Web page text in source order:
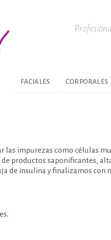
FACIALES CORPORALES
las impurezas como células
productos saponificantes,
de insulina y finalizamos con